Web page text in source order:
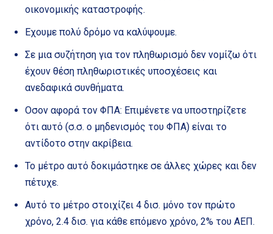
οικονομικής καταστροφής.
Εχουμε πολύ δρόμο να καλύψουμε.
Σε μια συζήτηση για τον πληθωρισμό δεν νομίζω ότι
έχουν θέση πληθωριστικές υποσχέσεις και
ανεδαφικά συνθήματα.
Οσον αφορά τον ΦΠΑ: Επιμένετε να υποστηρίζετε
ότι αυτό (σ.σ. ο μηδενισμός του ΦΠΑ) είναι το
αντίδοτο στην ακρίβεια.
Το μέτρο αυτό δοκιμάστηκε σε άλλες χώρες και δεν
πέτυχε.
Αυτό το μέτρο στοιχίζει 4 δισ. μόνο τον πρώτο
χρόνο, 2.4 δισ. για κάθε επόμενο χρόνο, 2% του ΑΕΠ.